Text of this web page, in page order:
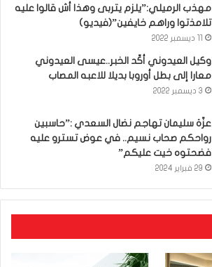
مهذب الرميلي:”يلزم يتربى وهذا أش قالوا عليه
تلامذتوا وراهم خايفين”(فيديو)
وكيل العيدوني أكّد الخبر..عيسى العيدوني
معارا إلى بطل أوروبا بديلا للاعبه المصاب
3 ديسمبر 2022
عزّة سليمان تهاجم نضال السعدي :”حاسبين
رواحكم صحاب نسيم.. في عوض تسترو عليه
فضحتوه خيت عليكم”
29 فبراير 2024